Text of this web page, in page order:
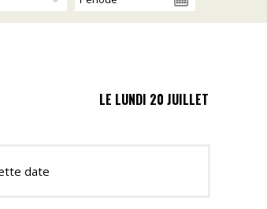
LE LUNDI 20 JUILLET
date